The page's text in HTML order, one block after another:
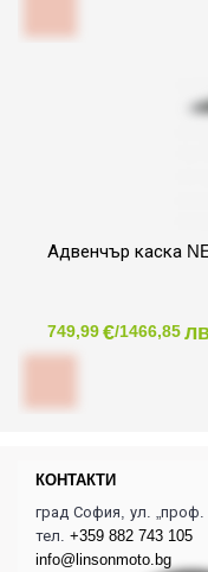
Адвенчър каска
749,99€/1466,85
КОНТАКТИ
град София, ул.
тел. +359 882 743 105
info@linsonmoto.bg